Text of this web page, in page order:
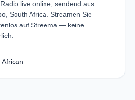
live online, sendend aus
South Africa. Streamen Sie
auf Streema — keine
African